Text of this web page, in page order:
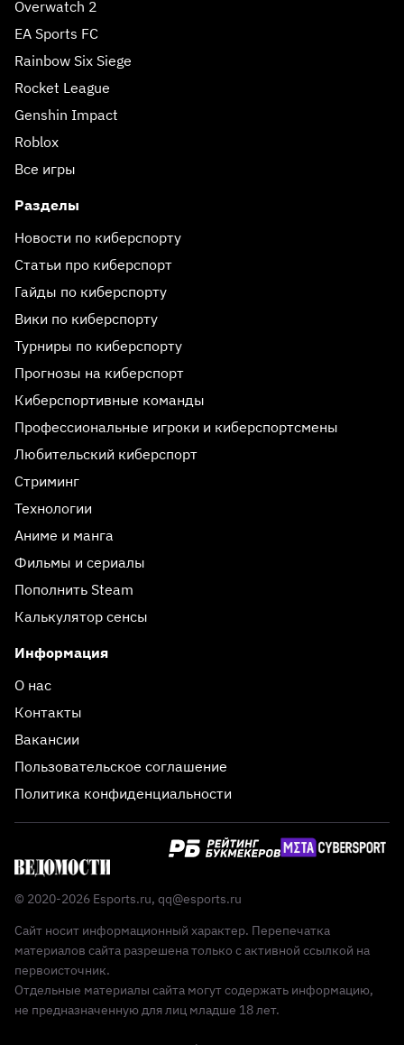
Overwatch 2
EA Sports FC
Rainbow Six Siege
Rocket League
Genshin Impact
Roblox
Все игры
Разделы
Новости по киберспорту
Статьи про киберспорт
Гайды по киберспорту
Вики по киберспорту
Турниры по киберспорту
Прогнозы на киберспорт
Киберспортивные команды
Профессиональные игроки и киберспортсмены
Любительский киберспорт
Стриминг
Технологии
Аниме и манга
Фильмы и сериалы
Пополнить Steam
Калькулятор сенсы
Информация
О нас
Контакты
Вакансии
Пользовательское соглашение
Политика конфиденциальности
© 2020-2026 Esports.ru, qq@esports.ru
Сайт носит информационный характер. Перепечатка
материалов сайта разрешена только с активной ссылкой на
первоисточник.
Отдельные материалы сайта могут содержать информацию,
не предназначенную для лиц младше 18 лет.